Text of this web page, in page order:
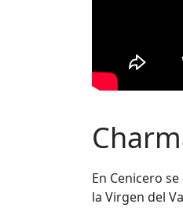
En Cenicero
la Virgen del